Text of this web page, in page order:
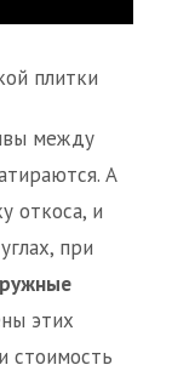
плитки
между
А
откоса, и
при
этих
стоимость